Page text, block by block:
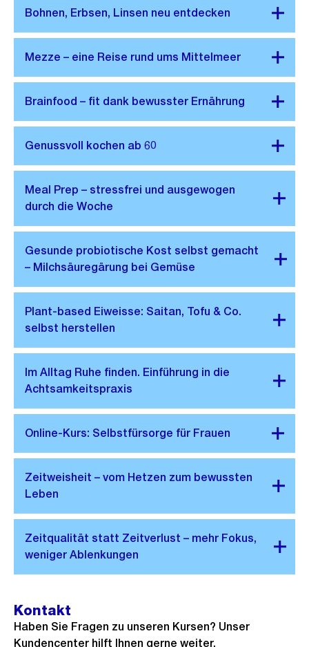
Kontakt
Haben Sie Fragen zu unseren Kursen? Unser
Kundencenter hilft Ihnen gerne weiter.